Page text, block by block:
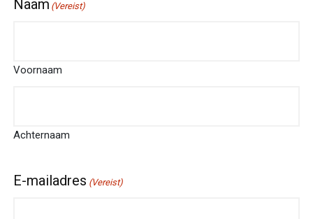
Naam (Vereist)
Voornaam
Achternaam
E-mailadres (Vereist)